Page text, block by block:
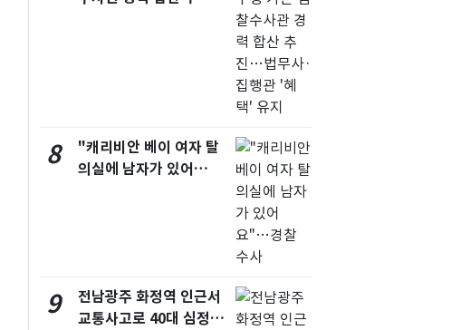
8
"캐리비안 베이 여자 탈
의실에 남자가 있어
9
전남광주 화정역 인근서
교통사고로 40대 심정